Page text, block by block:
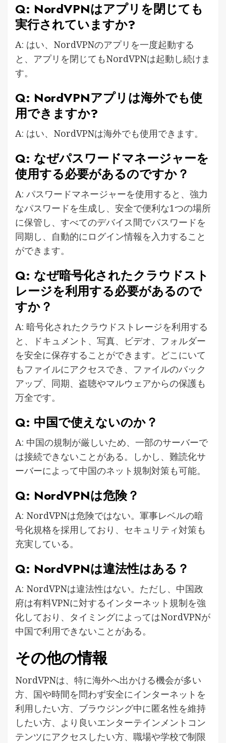
Q: NordVPNはアプリを閉じても
実行されていますか?
A: はい、NordVPNのアプリを一度起動する
と、アプリを閉じてもNordVPNは起動し続けま
す。
Q: NordVPNアプリは海外でも使
用できますか?
A: はい、NordVPNは海外でも使用できます。
Q: なぜパスワードマネージャーを
使用する必要があるのですか？
A: パスワードマネージャーを使用すると、強力
なパスワードを生成し、安全で便利な1つの場所
に保管し、すべてのデバイス間でパスワードを
同期し、自動的にログイン情報を入力すること
ができます。
Q: なぜ暗号化されたクラウドスト
レージを利用する必要があるので
すか？
A: 暗号化されたクラウドストレージを利用する
と、ドキュメント、写真、ビデオ、フォルダー
を安全に保存することができます。どこにいて
もファイルにアクセスでき、ファイルのバック
アップ、同期、盗聴やマルウェアからの保護も
万全です。
Q: 中国で使えないのか？
A: 中国の規制が厳しいため、一部のサーバーで
は接続できないことがある。しかし、難読化サ
ーバーによって中国のネット規制対策も可能。
Q: NordVPNは危険？
A: NordVPNは危険ではない。軍事レベルの暗
号化規格を採用しており、セキュリティ対策も
充実している。
Q: NordVPNは違法性はある？
A: NordVPNは違法性はない。ただし、中国政
府は有料VPNに対するインターネット規制を強
化しており、タイミングによってはNordVPNが
中国で利用できないことがある。
その他の情報
NordVPNは、特に海外へ出かける機会が多い
方、国や時間を問わず安全にインターネットを
利用したい方、ブラウジング中に匿名性を維持
したい方、より良いエンターテインメントコン
テンツにアクセスしたい方、職場や学校で制限